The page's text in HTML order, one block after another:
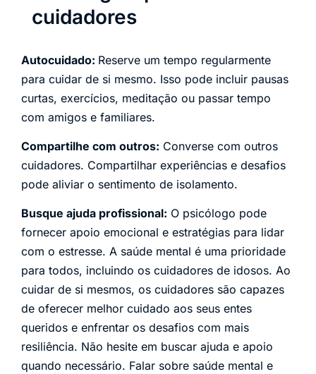
cuidadores
Autocuidado: Reserve um tempo regularmente
para cuidar de si mesmo. Isso pode incluir pausas
curtas, exercícios, meditação ou passar tempo
com amigos e familiares.
Compartilhe com outros: Converse com outros
cuidadores. Compartilhar experiências e desafios
pode aliviar o sentimento de isolamento.
Busque ajuda profissional: O psicólogo pode
fornecer apoio emocional e estratégias para lidar
com o estresse. A saúde mental é uma prioridade
para todos, incluindo os cuidadores de idosos. Ao
cuidar de si mesmos, os cuidadores são capazes
de oferecer melhor cuidado aos seus entes
queridos e enfrentar os desafios com mais
resiliência. Não hesite em buscar ajuda e apoio
quando necessário. Falar sobre saúde mental e